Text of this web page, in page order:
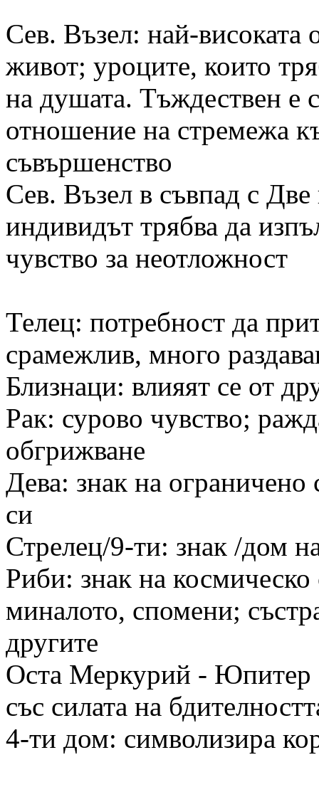
Сев. Възел: най-високата
живот; уроците, които
на душата. Тъждествен е
отношение на стремежа
съвършенство
Сев. Възел в съвпад с
индивидът трябва да
чувство за неотложност
Телец: потребност да
срамежлив, много
Близнаци: влияят се от
Рак: сурово чувство;
обгрижване
Дева: знак на ограничено
си
Стрелец/9-ти: знак /дом
Риби: знак на
миналото, спомени;
другите
Оста Меркурий - Юпитер
със силата на
4-ти дом: символизира